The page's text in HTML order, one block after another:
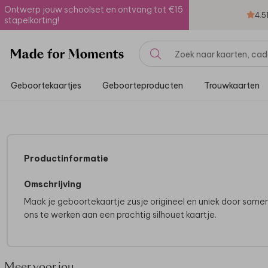
Ontwerp jouw schoolset en ontvang tot €15
stapelkorting!
4.51
Geboortekaartjes Geboorteproducten Trouwkaarten
Productinformatie
Omschrijving
Maak je geboortekaartje zusje origineel en uniek door
ons te werken aan een prachtig silhouet kaartje.